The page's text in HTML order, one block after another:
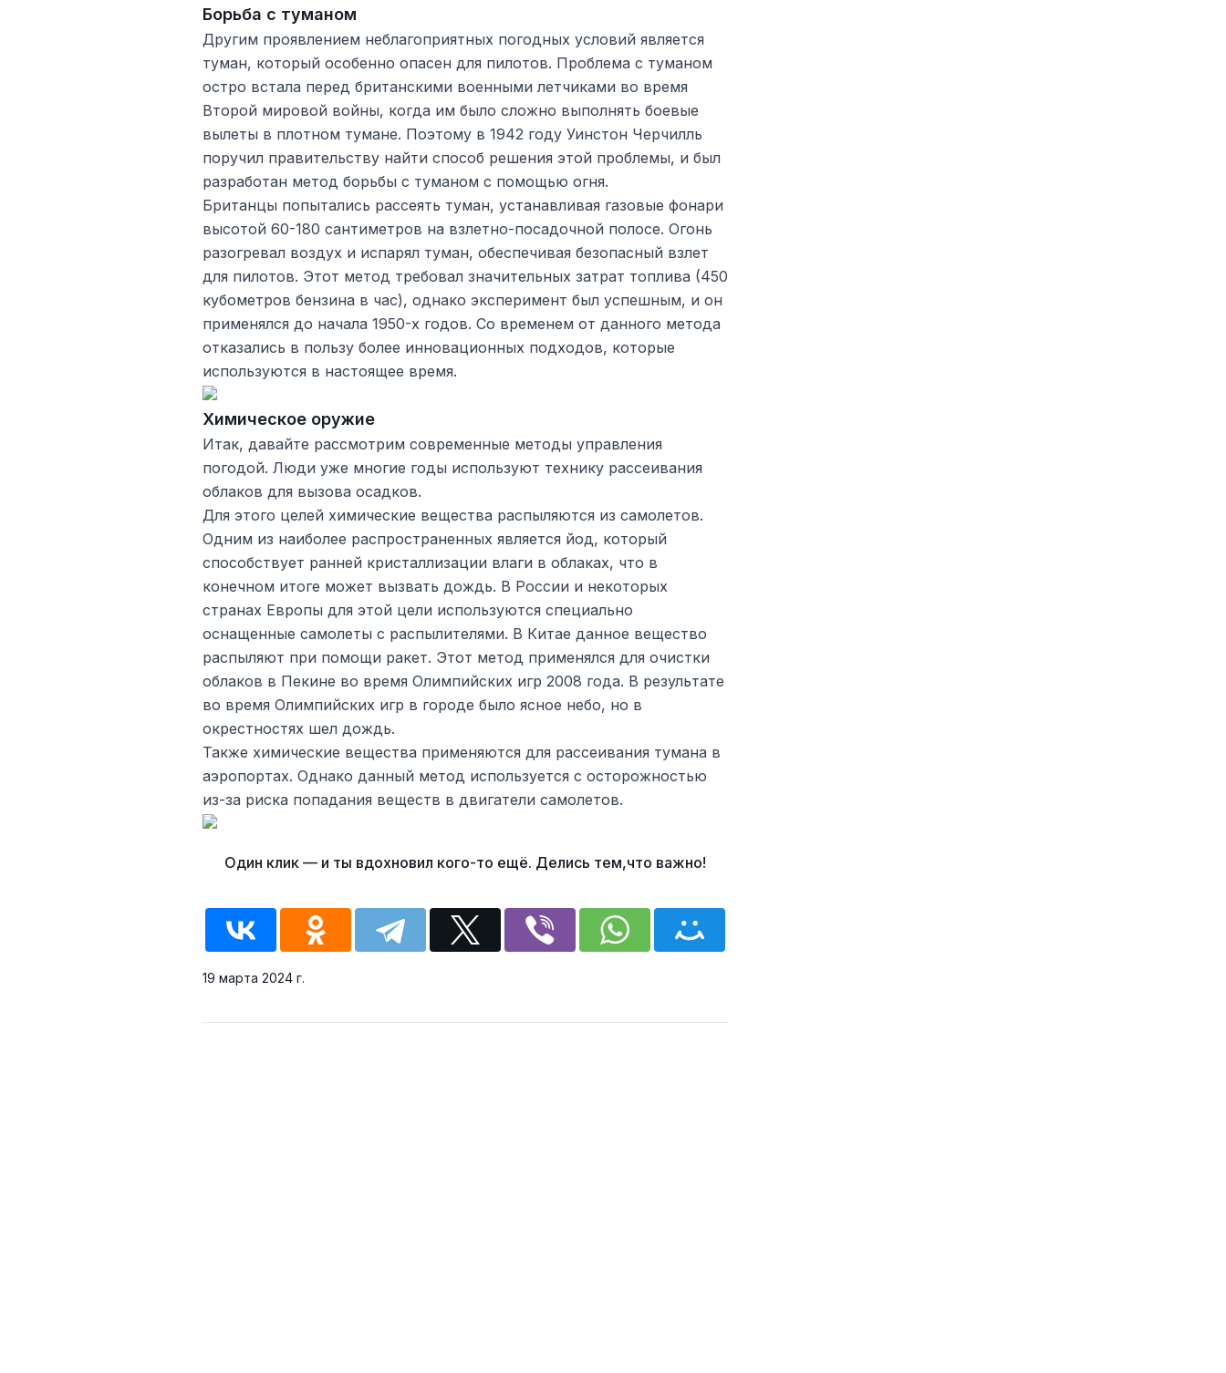
Борьба с туманом
Другим проявлением неблагоприятных погодных условий является
туман, который особенно опасен для пилотов. Проблема с туманом
остро встала перед британскими военными летчиками во время
Второй мировой войны, когда им было сложно выполнять боевые
вылеты в плотном тумане. Поэтому в 1942 году Уинстон Черчилль
поручил правительству найти способ решения этой проблемы, и был
разработан метод борьбы с туманом с помощью огня.
Британцы попытались рассеять туман, устанавливая газовые фонари
высотой 60-180 сантиметров на взлетно-посадочной полосе. Огонь
разогревал воздух и испарял туман, обеспечивая безопасный взлет
для пилотов. Этот метод требовал значительных затрат топлива (450
кубометров бензина в час), однако эксперимент был успешным, и он
применялся до начала 1950-х годов. Со временем от данного метода
отказались в пользу более инновационных подходов, которые
используются в настоящее время.
Химическое оружие
Итак, давайте рассмотрим современные методы управления
погодой. Люди уже многие годы используют технику рассеивания
облаков для вызова осадков.
Для этого целей химические вещества распыляются из самолетов.
Одним из наиболее распространенных является йод, который
способствует ранней кристаллизации влаги в облаках, что в
конечном итоге может вызвать дождь. В России и некоторых
странах Европы для этой цели используются специально
оснащенные самолеты с распылителями. В Китае данное вещество
распыляют при помощи ракет. Этот метод применялся для очистки
облаков в Пекине во время Олимпийских игр 2008 года. В результате
во время Олимпийских игр в городе было ясное небо, но в
окрестностях шел дождь.
Также химические вещества применяются для рассеивания тумана в
аэропортах. Однако данный метод используется с осторожностью
из-за риска попадания веществ в двигатели самолетов.
19 марта 2024 г.